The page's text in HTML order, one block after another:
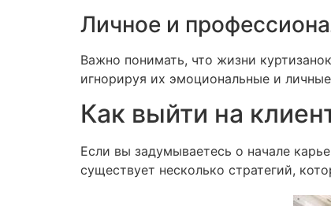
Личное и
Важно понимать, что жизни
игнорируя их эмоциональные и
Как выйти на
Если вы задумываетесь о начале
существует несколько стратегий,